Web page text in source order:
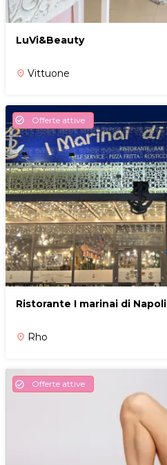
LuVi&Beauty
place Vittuone
check_circle Offerte attive
Ristorante I marinai di Napoli
place Rho
check_circle Offerte attive